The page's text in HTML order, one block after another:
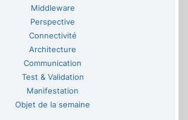
Middleware
Perspective
Connectivité
Architecture
Communication
Test & Validation
Manifestation
Objet de la semaine